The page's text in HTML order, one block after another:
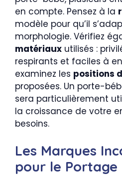
en compte. Pensez à la
modèle pour qu’il
morphologie. Vérifiez
matériaux utilisés :
respirants et faciles à
examinez les positions
proposées. Un porte-
sera particulièrement
la croissance de votre
besoins.
Les Marques
pour le Portage